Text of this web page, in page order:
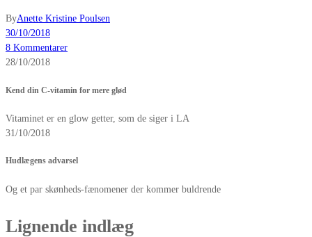
ByAnette Kristine Poulsen
30/10/2018
8 Kommentarer
28/10/2018
Kend din C-vitamin for mere glød
Vitaminet er en glow getter, som de siger i LA
31/10/2018
Hudlægens advarsel
Og et par skønheds-fænomener der kommer buldrende
Lignende indlæg